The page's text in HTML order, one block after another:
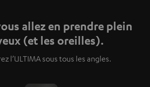
allez en prendre plein
(et les oreilles).
l’ULTIMA sous tous les angles.